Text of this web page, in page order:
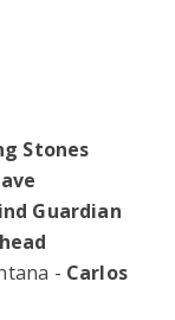
Stones
Guardian
- Carlos